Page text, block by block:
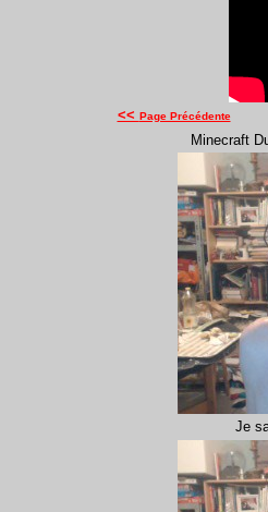
<< Page Précédente
Minecraft
Je